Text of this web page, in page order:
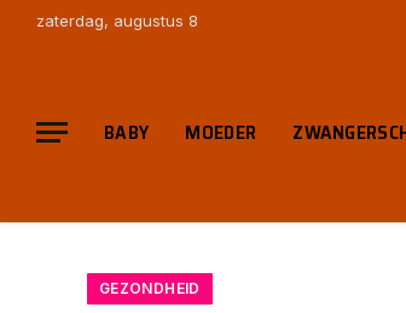
zaterdag, augustus 8
BABY MOEDER
GEZONDHEID